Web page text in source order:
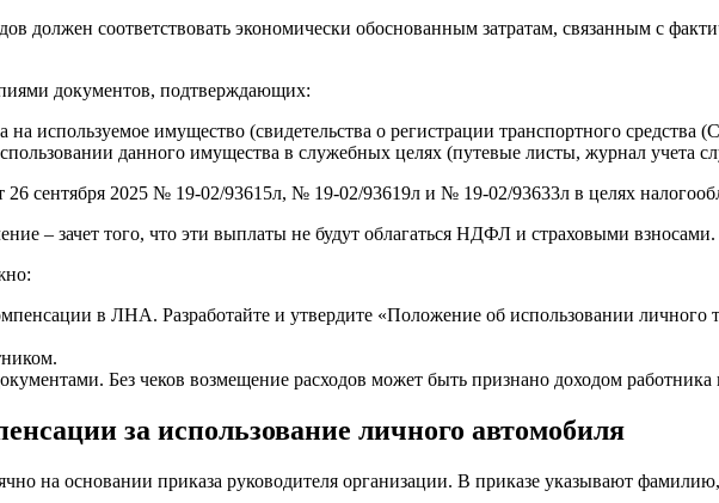
должен соответствовать экономически обоснованным затратам, связанным с
документов, подтверждающих:
на используемое имущество (свидетельства о регистрации транспортного
данного имущества в служебных целях (путевые листы, журнал учета
сентября 2025 № 19-02/93615л, № 19-02/93619л и № 19-02/93633л в целях
– зачет того, что эти выплаты не будут облагаться НДФЛ и страховыми взносами.
в ЛНА. Разработайте и утвердите «Положение об использовании личного
Без чеков возмещение расходов может быть признано доходом
за использование личного автомобиля
на основании приказа руководителя организации. В приказе указывают